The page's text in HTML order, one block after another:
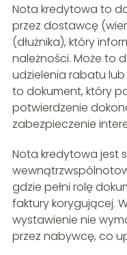
Nota kredytowa to
przez dostawcę
(dłużnika), który
należności. Może to
udzielenia rabatu lub
to dokument, który
potwierdzenie
zabezpieczenie
Nota kredytowa jest
gdzie pełni rolę
faktury korygującej.
wystawienie nie
przez nabywcę, co